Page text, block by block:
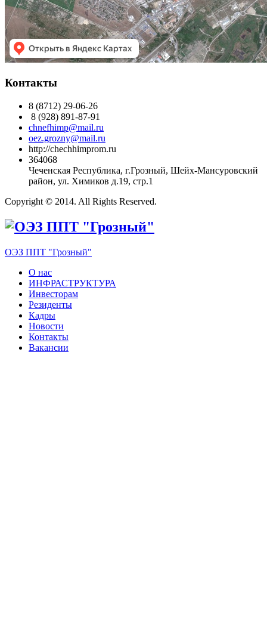
Контакты
8 (8712) 29-06-26
8 (928) 891-87-91
chnefhimp@mail.ru
oez.grozny@mail.ru
http://chechhimprom.ru
364068
Чеченская Республика, г.Грозный, Шейх-Мансуровский
район, ул. Химиков д.19, стр.1
Copyright © 2014. All Rights Reserved.
ОЭЗ ППТ "Грозный"
О нас
ИНФРАСТРУКТУРА
Инвесторам
Резиденты
Кадры
Новости
Контакты
Вакансии